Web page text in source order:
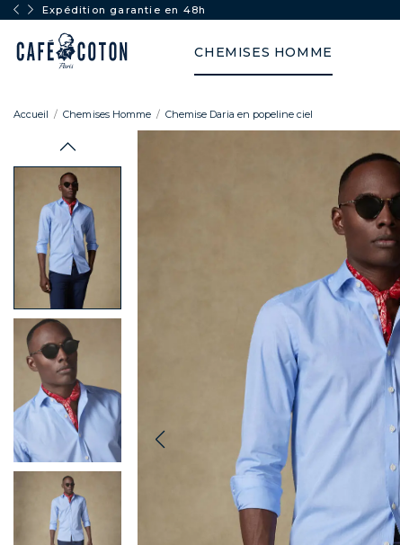
Expédition garantie en 48h
CHEMISES HOMME
Accueil Chemises Homme Chemise Daria en popeline ciel